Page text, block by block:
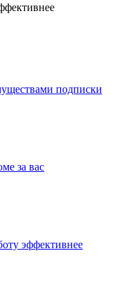
подписки
за вас
эффективнее